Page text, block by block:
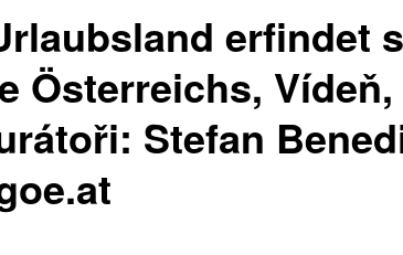
erfindet
Österreichs, Vídeň,
Stefan